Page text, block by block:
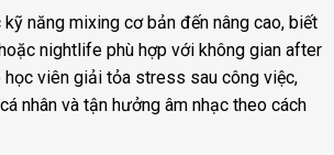
năng mixing cơ bản đến nâng cao, biết
nightlife phù hợp với không gian after
học viên giải tỏa stress sau công việc,
nhân và tận hưởng âm nhạc theo cách